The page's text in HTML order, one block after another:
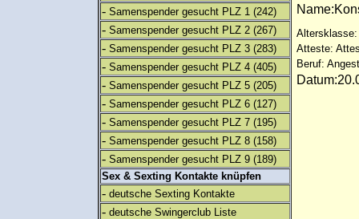
- Samenspender gesucht PLZ 1 (242)
- Samenspender gesucht PLZ 2 (267)
- Samenspender gesucht PLZ 3 (283)
- Samenspender gesucht PLZ 4 (405)
- Samenspender gesucht PLZ 5 (205)
- Samenspender gesucht PLZ 6 (127)
- Samenspender gesucht PLZ 7 (195)
- Samenspender gesucht PLZ 8 (158)
- Samenspender gesucht PLZ 9 (189)
Sex & Sexting Kontakte knüpfen
- deutsche Sexting Kontakte
- deutsche Swingerclub Liste
Altersklasse:
Atteste:
Beruf: